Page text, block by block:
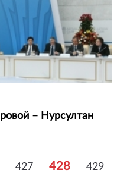
– Нурсултан
427 428
429